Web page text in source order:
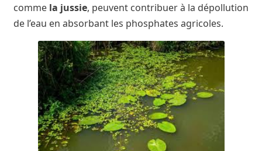
comme la jussie, peuvent contribuer à la dépollution
de l’eau en absorbant les phosphates agricoles.